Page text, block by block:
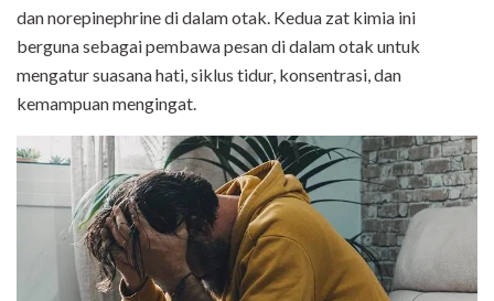
dan norepinephrine di dalam otak. Kedua zat kimia ini
berguna sebagai pembawa pesan di dalam otak untuk
mengatur suasana hati, siklus tidur, konsentrasi, dan
kemampuan mengingat.